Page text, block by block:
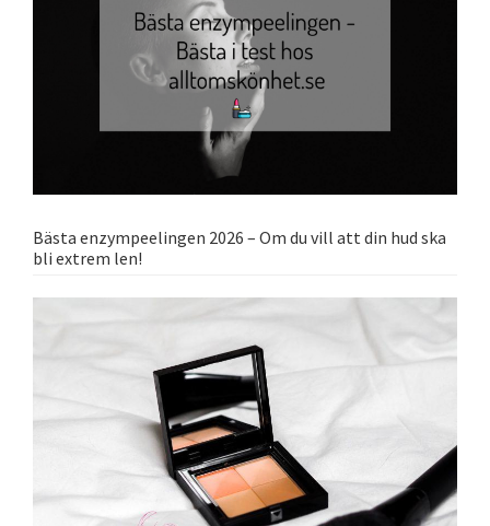
Bästa enzympeelingen 2026 – Om du vill att din hud ska
bli extrem len!